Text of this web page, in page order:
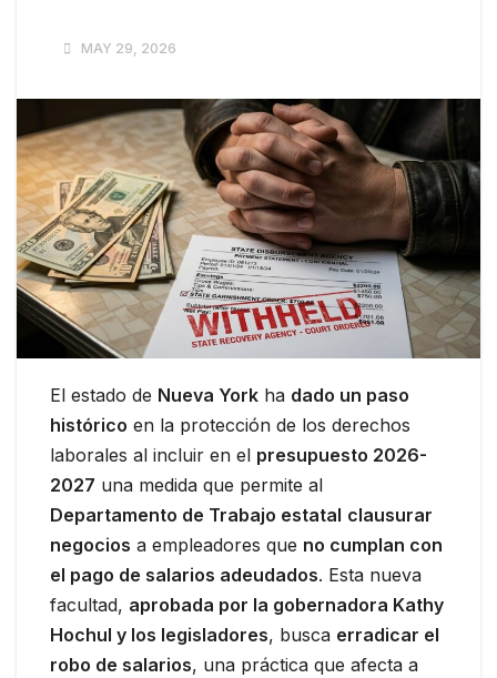
MAY 29, 2026
El estado de Nueva York ha dado un paso
histórico en la protección de los derechos
laborales al incluir en el presupuesto 2026-
2027 una medida que permite al
Departamento de Trabajo estatal clausurar
negocios a empleadores que no cumplan con
el pago de salarios adeudados. Esta nueva
facultad, aprobada por la gobernadora Kathy
Hochul y los legisladores, busca erradicar el
robo de salarios, una práctica que afecta a